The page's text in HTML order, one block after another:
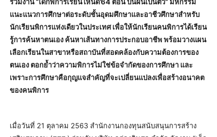
ร่วมงาน “เด็กพิการเรียนไหนดี’64 ตอน ปั้นฝันเป็นตัว” มหกรรม
แนะแนวการศึกษาต่อระดับชั้นอุดมศึกษาและอาชีวศึกษาสำหรับ
นักเรียนพิการแห่งเดียวในประเทศ เพื่อให้นักเรียนคนพิการได้เรียน
รู้การค้นหาตนเอง ค้นหาเส้นทางการประกอบอาชีพ พร้อมวางแผน
เลือกเรียนในสาขาหรือสถาบันที่สอดคล้องกับความต้องการของ
ตนเอง ตอกย้ำว่าความพิการไม่ใช่ข้อจำกัดของการศึกษา และ
เพราะการศึกษาคือกุญแจสำคัญที่จะเปลี่ยนแปลงเพื่อสร้างอนาคต
ของคนพิการ
เมื่อวันที่ 21 ตุลาคม 2563 สำนักงานกองทุนสนับสนุนการสร้าง